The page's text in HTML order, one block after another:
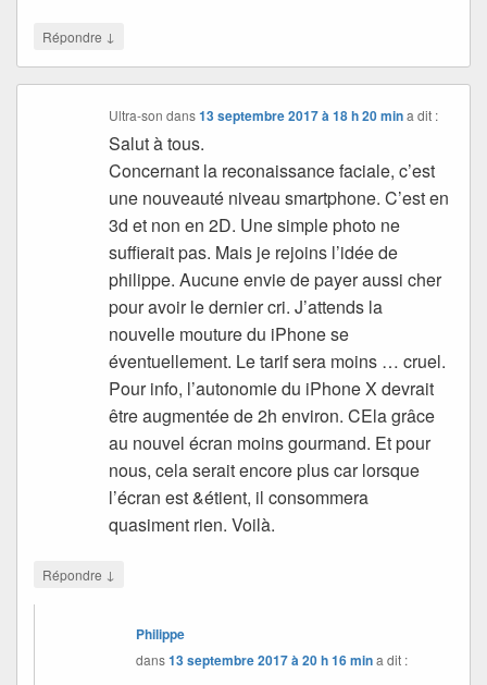
Répondre ↓
Ultra-son dans13 septembre 2017 à 18 h 20 min a dit :
Salut à tous.
Concernant la reconaissance faciale, c’est
une nouveauté niveau smartphone. C’est en
3d et non en 2D. Une simple photo ne
suffierait pas. Mais je rejoins l’idée de
philippe. Aucune envie de payer aussi cher
pour avoir le dernier cri. J’attends la
nouvelle mouture du iPhone se
éventuellement. Le tarif sera moins … cruel.
Pour info, l’autonomie du iPhone X devrait
être augmentée de 2h environ. CEla grâce
au nouvel écran moins gourmand. Et pour
nous, cela serait encore plus car lorsque
l’écran est &étient, il consommera
quasiment rien. Voilà.
Répondre ↓
Philippe
dans13 septembre 2017 à 20 h 16 mina dit :